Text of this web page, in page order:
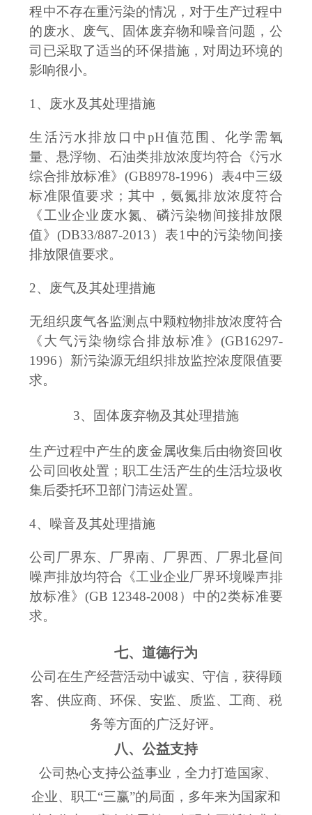
程中不存在重污染的情况，对于生产过程中
的废水、废气、固体废弃物和噪音问题，公
司已采取了适当的环保措施，对周边环境的
影响很小。
1、废水及其处理措施
生活污水排放口中pH值范围、化学需氧
量、悬浮物、石油类排放浓度均符合《污水
综合排放标准》(GB8978-1996）表4中三级
标准限值要求；其中，氨氮排放浓度符合
《工业企业废水氮、磷污染物间接排放限
值》(DB33/887-2013）表1中的污染物间接
排放限值要求。
2、废气及其处理措施
无组织废气各监测点中颗粒物排放浓度符合
《大气污染物综合排放标准》 (GB16297-
1996）新污染源无组织排放监控浓度限值要
求。
3、固体废弃物及其处理措施
生产过程中产生的废金属收集后由物资回收
公司回收处置；职工生活产生的生活垃圾收
集后委托环卫部门清运处置。
4、噪音及其处理措施
公司厂界东、厂界南、厂界西、厂界北昼间
噪声排放均符合《工业企业厂界环境噪声排
放标准》 (GB 12348-2008）中的2类标准要
求。
七、道德行为
公司在生产经营活动中诚实、守信，获得顾
客、供应商、环保、安监、质监、工商、税
务等方面的广泛好评。
八、公益支持
公司热心支持公益事业，全力打造国家、
企业、职工“三赢”的局面，多年来为国家和